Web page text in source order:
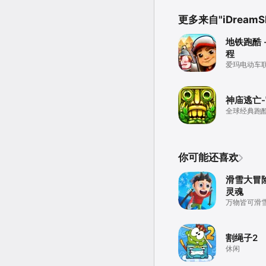
更多来自
地铁跑酷
程
爱玛电动车
神庙逃亡
全球经典跑
你可能还喜欢
滑雪大冒
灵魂
万物皆可滑
割绳子2
休闲